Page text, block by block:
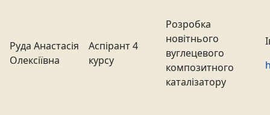
Руда Анастасія
Олексіївна
Аспірант 4
курсу
Розробка
новітнього
вуглецевого
композитного
каталізатору